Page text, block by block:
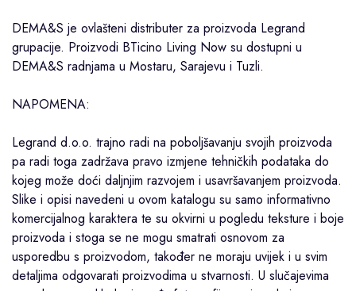
DEMA&S je ovlašteni distributer za proizvoda Legrand
grupacije. Proizvodi BTicino Living Now su dostupni u
DEMA&S radnjama u Mostaru, Sarajevu i Tuzli.
NAPOMENA:
Legrand d.o.o. trajno radi na poboljšavanju svojih proizvoda
pa radi toga zadržava pravo izmjene tehničkih podataka do
kojeg može doći daljnjim razvojem i usavršavanjem proizvoda.
Slike i opisi navedeni u ovom katalogu su samo informativno
komercijalnog karaktera te su okvirni u pogledu teksture i boje
proizvoda i stoga se ne mogu smatrati osnovom za
usporedbu s proizvodom, također ne moraju uvijek i u svim
detaljima odgovarati proizvodima u stvarnosti. U slučajevima